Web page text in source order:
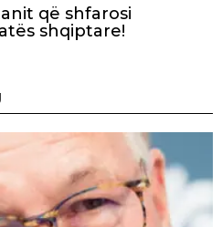
që shfarosi
shqiptare!